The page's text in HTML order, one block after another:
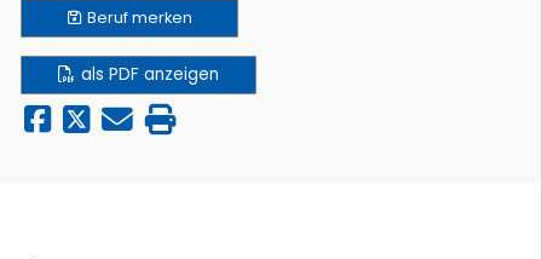
Berufmerken
als PDF anzeigen